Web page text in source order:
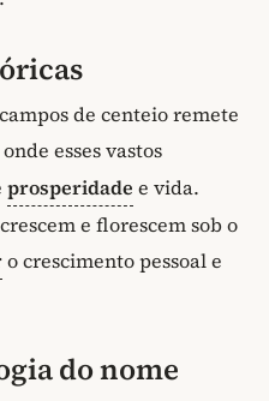
de centeio remete
esses vastos
prosperidade e vida.
e florescem sob o
o crescimento pessoal e
do nome